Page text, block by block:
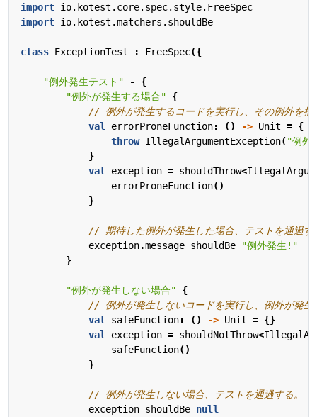
import io.kotest.core.spec.style.FreeSpec
import io.kotest.matchers.shouldBe
class ExceptionTest : FreeSpec({
"例外発生テスト" -
{
"例外が発生する場合"
{
val errorProneFunction: () -> Unit = {
throw IllegalArgumentException("例外
}
val
exception = shouldThrow<
errorProneFunction()
}
exception.message shouldBe
"例外発生!"
}
"例外が発生しない場合" {
val safeFunction: () -> Unit = {}
val
exception = shouldNotThrow<
safeFunction()
}
exception shouldBe null